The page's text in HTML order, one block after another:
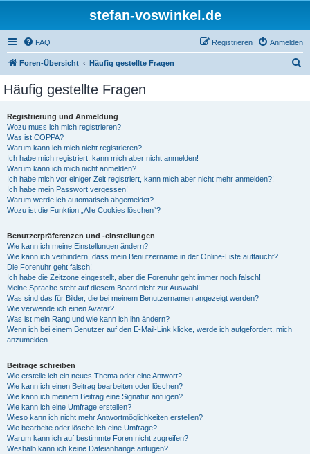
stefan-voswinkel.de
FAQ Anmelden
Registrieren
Foren-Übersicht Häufig gestellte Fragen
Häufig gestellte Fragen
Registrierung und Anmeldung
Wozu muss ich mich registrieren?
Was ist COPPA?
Warum kann ich mich nicht registrieren?
Ich habe mich registriert, kann mich aber nicht anmelden!
Warum kann ich mich nicht anmelden?
Ich habe mich vor einiger Zeit registriert, kann mich aber nicht mehr anmelden?!
Ich habe mein Passwort vergessen!
Warum werde ich automatisch abgemeldet?
Wozu ist die Funktion „Alle Cookies löschen“?
Benutzerpräferenzen und -einstellungen
Wie kann ich meine Einstellungen ändern?
Wie kann ich verhindern, dass mein Benutzername in der Online-Liste auftaucht?
Die Forenuhr geht falsch!
Ich habe die Zeitzone eingestellt, aber die Forenuhr geht immer noch falsch!
Meine Sprache steht auf diesem Board nicht zur Auswahl!
Was sind das für Bilder, die bei meinem Benutzernamen angezeigt werden?
Wie verwende ich einen Avatar?
Was ist mein Rang und wie kann ich ihn ändern?
Wenn ich bei einem Benutzer auf den E-Mail-Link klicke, werde ich aufgefordert, mich
anzumelden.
Beiträge schreiben
Wie erstelle ich ein neues Thema oder eine Antwort?
Wie kann ich einen Beitrag bearbeiten oder löschen?
Wie kann ich meinem Beitrag eine Signatur anfügen?
Wie kann ich eine Umfrage erstellen?
Wieso kann ich nicht mehr Antwortmöglichkeiten erstellen?
Wie bearbeite oder lösche ich eine Umfrage?
Warum kann ich auf bestimmte Foren nicht zugreifen?
Weshalb kann ich keine Dateianhänge anfügen?